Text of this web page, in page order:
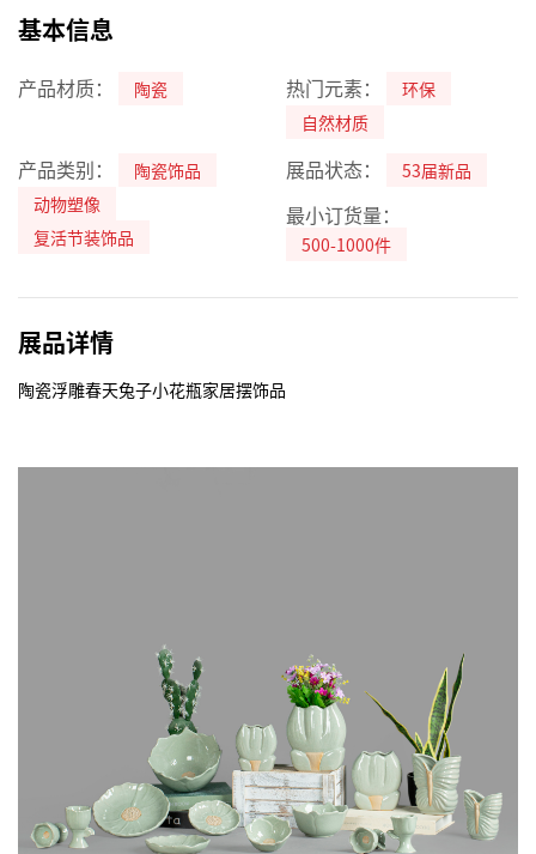
基本信息
产品材质： 陶瓷 热门元素：
环保
自然材质
产品类别：
陶瓷饰品
动物塑像
复活节装饰品
展品状态： 53届新品
最小订货量：
500-1000件
展品详情
陶瓷浮雕春天兔子小花瓶家居摆饰品